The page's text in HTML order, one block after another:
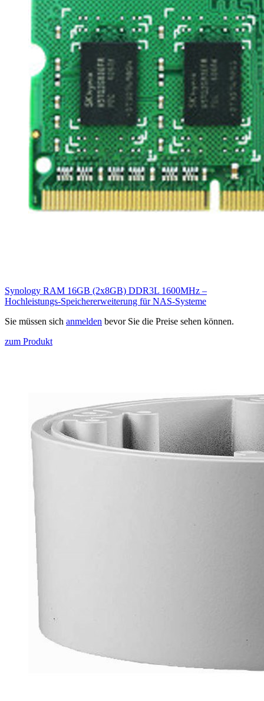
Synology RAM 16GB (2x8GB) DDR3L 1600MHz –
Hochleistungs-Speichererweiterung für NAS-Systeme
Sie müssen sich anmelden bevor Sie die Preise sehen können.
zum Produkt